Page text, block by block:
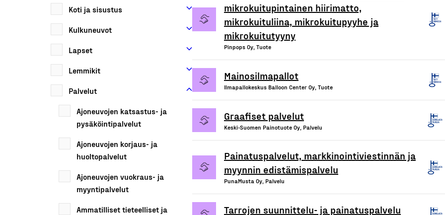
Koti ja sisustus
Kulkuneuvot
Lapset
Lemmikit
Palvelut
Ajoneuvojen katsastus- ja
pysäköintipalvelut
Ajoneuvojen korjaus- ja
huoltopalvelut
Ajoneuvojen vuokraus- ja
myyntipalvelut
Ammatilliset tieteelliset ja
mikrokuitupintainen hiirimatto,
mikrokuituliina, mikrokuitupyyhe ja
mikrokuitutyyny
Pinpops Oy, Tuote
Mainosilmapallot
Ilmapallokeskus Balloon Center Oy, Tuote
Graafiset palvelut
Keski-Suomen Painotuote Oy, Palvelu
Painatuspalvelut, markkinointiviestinnän ja
myynnin edistämispalvelu
PunaMusta Oy, Palvelu
Tarrojen suunnittelu- ja painatuspalvelu